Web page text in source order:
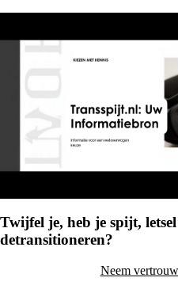
Twijfel je, heb je spijt,
detransitioneren?
Neem